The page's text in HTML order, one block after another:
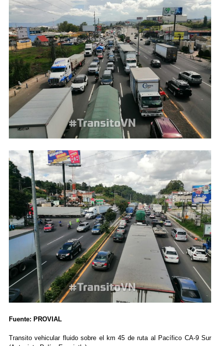
Fuente: PROVIAL
Transito vehicular fluido sobre el km 45 de ruta al Pacífico CA-9 Sur